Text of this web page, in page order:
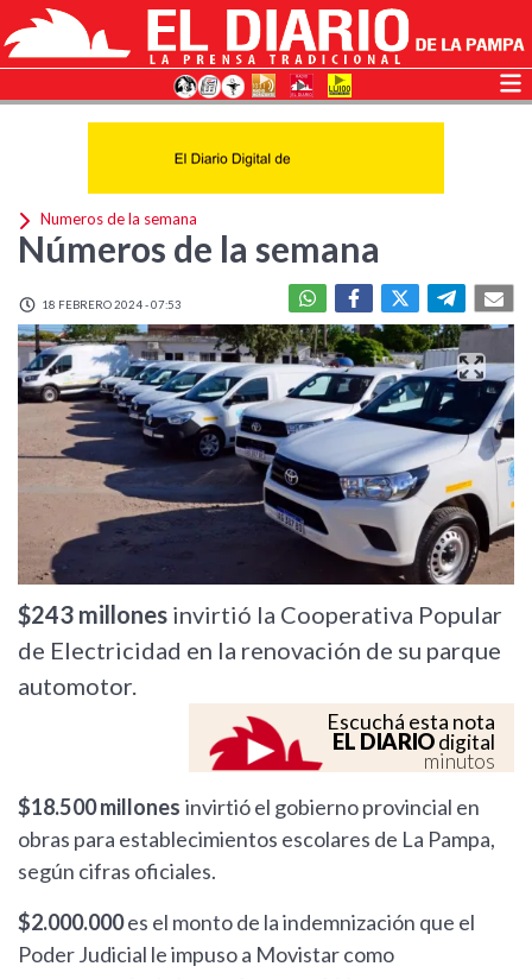
Numeros de la semana
Números de la semana
18 FEBRERO 2024 - 07:53
$243 millones invirtió la Cooperativa Popular
de Electricidad en la renovación de su parque
automotor.
Escuchá esta nota
EL DIARIOdigital
minutos
$18.500 millones invirtió el gobierno provincial en
obras para establecimientos escolares de La Pampa,
según cifras oficiales.
$2.000.000es el monto de la indemnización que el
Poder Judicial le impuso a Movistar como